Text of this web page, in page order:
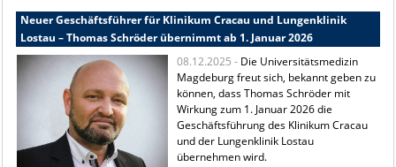
PRESSE
ÜBER UNS
INTERNATIONAL
INTRANET
Neuer Geschäftsführer für Klinikum Cracau und Lungenklinik
Lostau – Thomas Schröder übernimmt ab 1. Januar 2026
08.12.2025 - Die Universitätsmedizin
Magdeburg freut sich, bekannt geben zu
können, dass Thomas Schröder mit
Wirkung zum 1. Januar 2026 die
Geschäftsführung des Klinikum Cracau
und der Lungenklinik Lostau
übernehmen wird.